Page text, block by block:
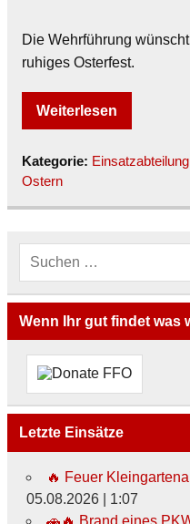
Die Wehrführung
ruhiges Osterfest.
Weiterlesen
Kategorie: Einsatzabteilung
Ostern
Wenn Ihr gut findet was
Letzte Einsätze
🔥 Feuer
05.08.2026| 1:07
🚗🔥 Brand eines